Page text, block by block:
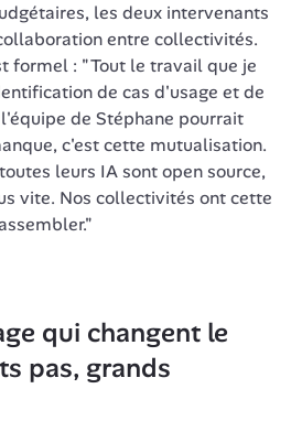
les deux intervenants
entre collectivités.
formel : "Tout le travail que je
de cas d'usage et de
de Stéphane pourrait
c'est cette mutualisation.
leurs IA sont open source,
vite. Nos collectivités ont cette
qui changent le
pas, grands